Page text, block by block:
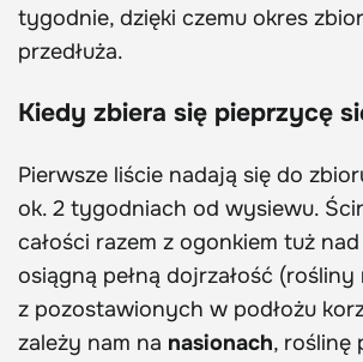
tygodnie, dzięki czemu okres
przedłuża.
Kiedy zbiera się pieprzycę
Pierwsze liście nadają się do
ok. 2 tygodniach od wysiewu.
całości razem z ogonkiem tuż
osiągną pełną dojrzałość
z pozostawionych w podłożu
zależy nam na nasionach, roślinę